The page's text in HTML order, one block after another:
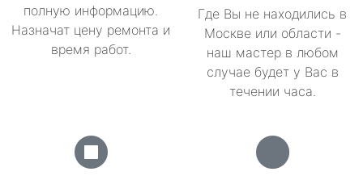
полную информацию.
Назначат цену ремонта и
время работ.
Где Вы не находились в
Москве или области -
наш мастер в любом
случае будет у Вас в
течении часа.